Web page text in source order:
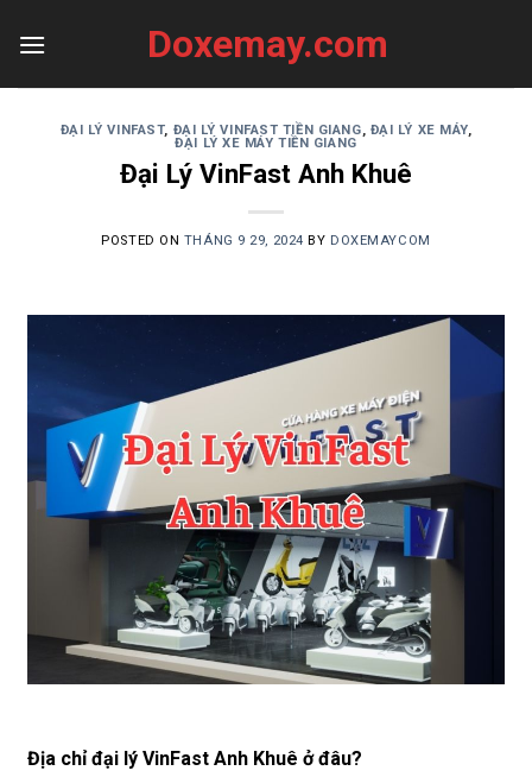
Doxemay.com
ĐẠI LÝ VINFAST, ĐẠI LÝ VINFAST TIỀN GIANG, ĐẠI LÝ XE MÁY,
ĐẠI LÝ XE MÁY TIỀN GIANG
Đại Lý VinFast Anh Khuê
POSTED ON THÁNG 9 29, 2024 BY DOXEMAYCOM
Địa chỉ đại lý VinFast Anh Khuê ở đâu?